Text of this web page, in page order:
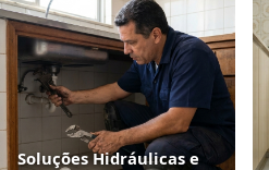
Soluções Hidráulicas e